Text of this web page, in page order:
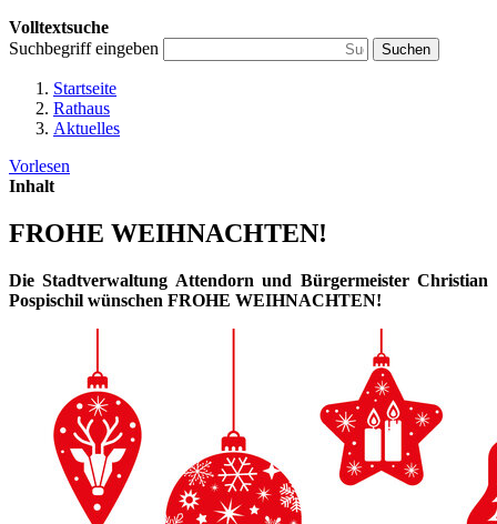
Volltextsuche
Suchbegriff eingeben
Suchen
Startseite
Rathaus
Aktuelles
Vorlesen
Inhalt
FROHE WEIHNACHTEN!
Die Stadtverwaltung Attendorn und Bürgermeister Christian
Pospischil wünschen FROHE WEIHNACHTEN!